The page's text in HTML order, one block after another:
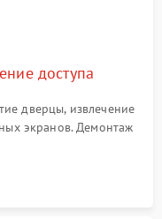
доступа
дверцы, извлечение
экранов. Демонтаж
доступа к
и вентиляторам.